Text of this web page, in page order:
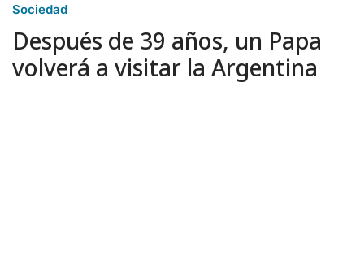
Sociedad
Después de 39 años, un Papa
volverá a visitar la Argentina